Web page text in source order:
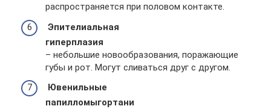
распространяется при половом контакте.
Эпителиальная
гиперплазия
– небольшие новообразования, поражающие
губы и рот. Могут сливаться друг с другом.
Ювенильные
папилломыгортани